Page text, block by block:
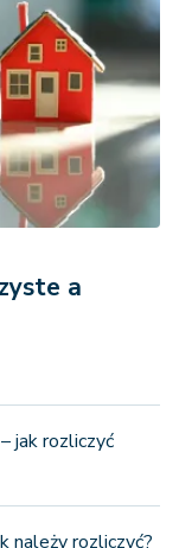
a
jak rozliczyć
należy rozliczyć?